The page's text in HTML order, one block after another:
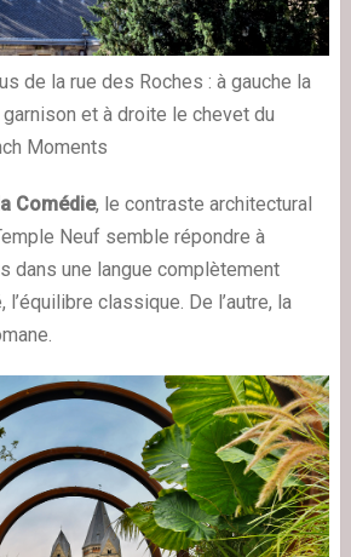
de la rue des Roches : à gauche la
et à droite le chevet du
Moments
Comédie, le contraste architectural
Neuf semble répondre à
dans une langue complètement
l’équilibre classique. De l’autre, la